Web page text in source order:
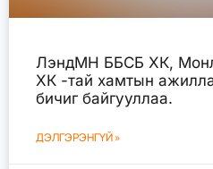
ЛэндМН ББСБ ХК,
ХК -тай хамтын
бичиг байгууллаа.
ДЭЛГЭРЭНГҮЙ »